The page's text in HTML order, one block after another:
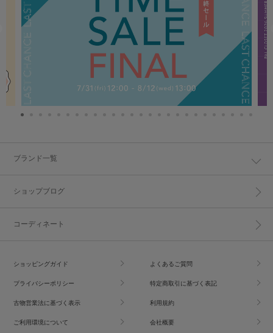
ブランド一覧
ショップブログ
コーディネート
ショッピングガイド よくあるご質問
プライバシーポリシー 特定商取引に基づく表記
古物営業法に基づく表示 利用規約
ご利用環境について 会社概要